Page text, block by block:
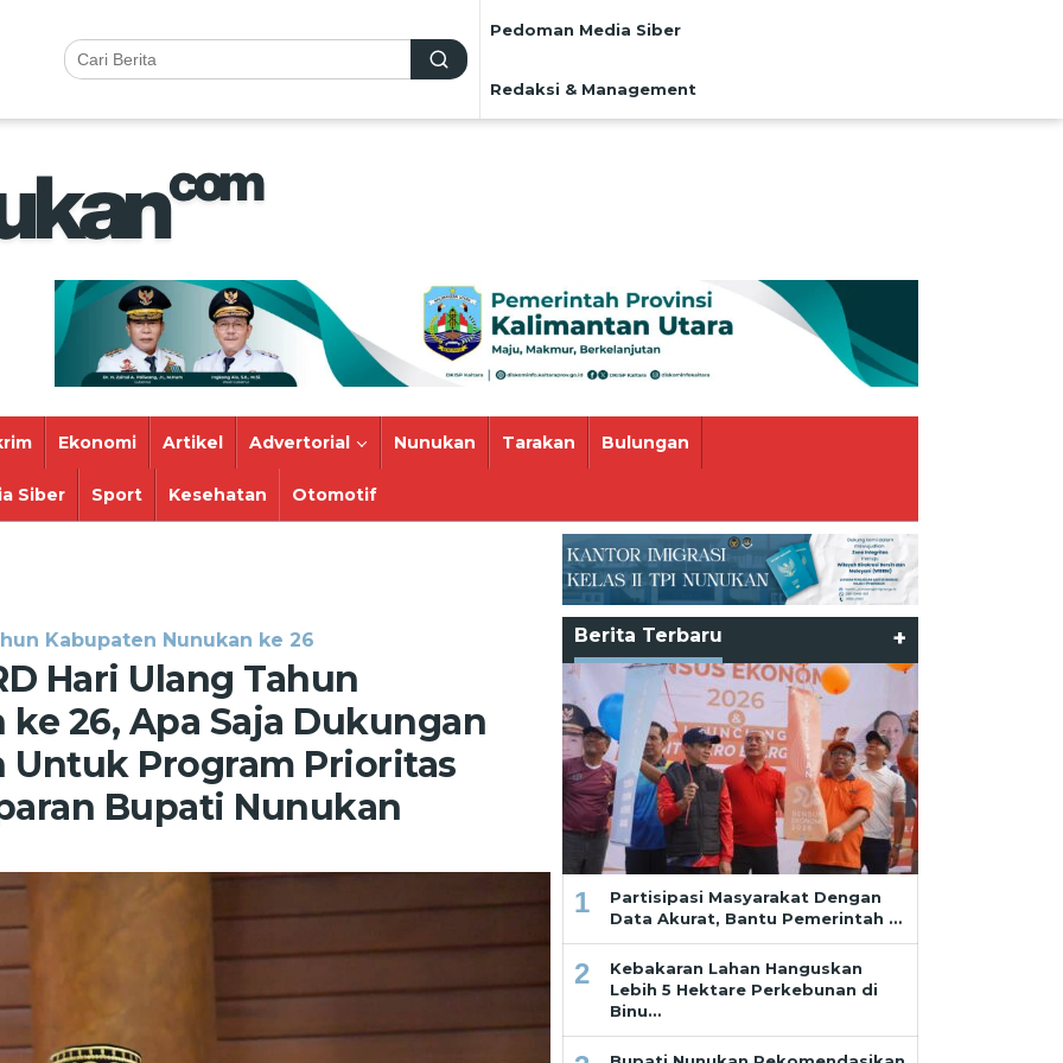
Pedoman Media Siber
Redaksi & Management
Ekonomi Artikel Advertorial Nunukan Tarakan Bulungan
Siber Sport Kesehatan Otomotif
Kabupaten Nunukan ke 26
Hari Ulang Tahun
26, Apa Saja Dukungan
Untuk Program Prioritas
Bupati Nunukan
Berita Terbaru +
1
Partisipasi Masyarakat Dengan
Data Akurat, Bantu Pemerintah …
2
Kebakaran Lahan Hanguskan
Lebih 5 Hektare Perkebunan di
Binu…